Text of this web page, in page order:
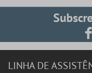
LINHA DE